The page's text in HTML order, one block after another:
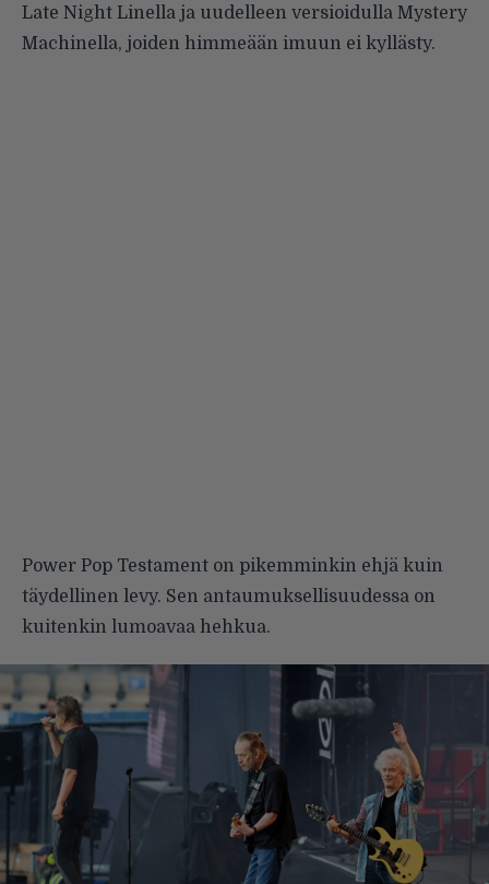
Late Night Linella ja uudelleen versioidulla Mystery
Machinella, joiden himmeään imuun ei kyllästy.
Power Pop Testament on pikemminkin ehjä kuin
täydellinen levy. Sen antaumuksellisuudessa on
kuitenkin lumoavaa hehkua.